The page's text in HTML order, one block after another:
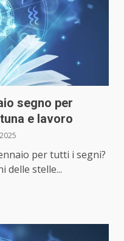
segno per
e lavoro
per tutti i segni?
delle stelle...